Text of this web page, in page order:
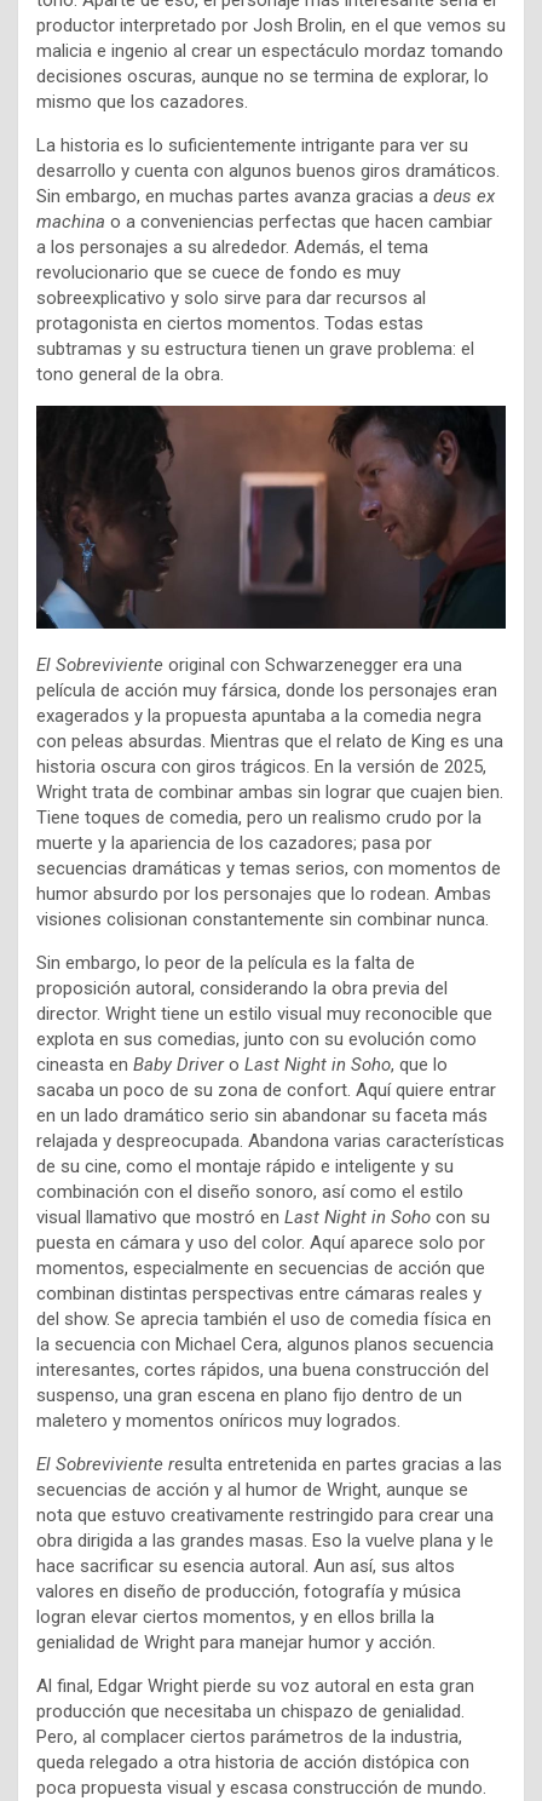
productor interpretado por Josh Brolin, en el que vemos su
malicia e ingenio al crear un espectáculo mordaz tomando
decisiones oscuras, aunque no se termina de explorar, lo
mismo que los cazadores.
La historia es lo suficientemente intrigante para ver su
desarrollo y cuenta con algunos buenos giros dramáticos.
Sin embargo, en muchas partes avanza gracias a deus ex
machina o a conveniencias perfectas que hacen cambiar
a los personajes a su alrededor. Además, el tema
revolucionario que se cuece de fondo es muy
sobreexplicativo y solo sirve para dar recursos al
protagonista en ciertos momentos. Todas estas
subtramas y su estructura tienen un grave problema: el
tono general de la obra.
El Sobreviviente original con Schwarzenegger era una
película de acción muy fársica, donde los personajes eran
exagerados y la propuesta apuntaba a la comedia negra
con peleas absurdas. Mientras que el relato de King es una
historia oscura con giros trágicos. En la versión de 2025,
Wright trata de combinar ambas sin lograr que cuajen bien.
Tiene toques de comedia, pero un realismo crudo por la
muerte y la apariencia de los cazadores; pasa por
secuencias dramáticas y temas serios, con momentos de
humor absurdo por los personajes que lo rodean. Ambas
visiones colisionan constantemente sin combinar nunca.
Sin embargo, lo peor de la película es la falta de
proposición autoral, considerando la obra previa del
director. Wright tiene un estilo visual muy reconocible que
explota en sus comedias, junto con su evolución como
cineasta en Baby Drivero Last Night in Soho, que lo
sacaba un poco de su zona de confort. Aquí quiere entrar
en un lado dramático serio sin abandonar su faceta más
relajada y despreocupada. Abandona varias características
de su cine, como el montaje rápido e inteligente y su
combinación con el diseño sonoro, así como el estilo
visual llamativo que mostró en Last Night in Soho con su
puesta en cámara y uso del color. Aquí aparece solo por
momentos, especialmente en secuencias de acción que
combinan distintas perspectivas entre cámaras reales y
del show. Se aprecia también el uso de comedia física en
la secuencia con Michael Cera, algunos planos secuencia
interesantes, cortes rápidos, una buena construcción del
suspenso, una gran escena en plano fijo dentro de un
maletero y momentos oníricos muy logrados.
El Sobreviviente resulta entretenida en partes gracias a las
secuencias de acción y al humor de Wright, aunque se
nota que estuvo creativamente restringido para crear una
obra dirigida a las grandes masas. Eso la vuelve plana y le
hace sacrificar su esencia autoral. Aun así, sus altos
valores en diseño de producción, fotografía y música
logran elevar ciertos momentos, y en ellos brilla la
genialidad de Wright para manejar humor y acción.
Al final, Edgar Wright pierde su voz autoral en esta gran
producción que necesitaba un chispazo de genialidad.
Pero, al complacer ciertos parámetros de la industria,
queda relegado a otra historia de acción distópica con
poca propuesta visual y escasa construcción de mundo.